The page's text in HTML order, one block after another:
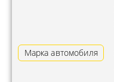
Марка автомобиля